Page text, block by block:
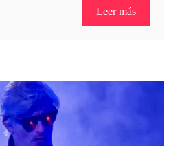
Leer más